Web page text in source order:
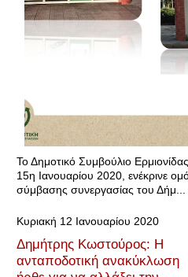
Το Δημοτικό Συμβούλιο
15η Ιανουαρίου 2020, ενέκρινε
σύμβασης συνεργασίας του Δήμ...
Κυριακή 12 Ιανουαρίου 2020
Δημήτρης Κωστούρος: Η
ανταποδοτική ανακύκλωση